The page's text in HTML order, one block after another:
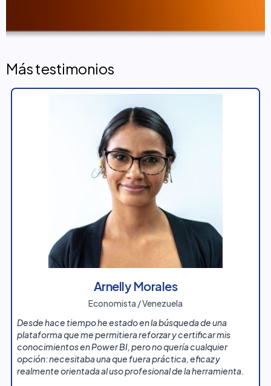
Más testimonios
Arnelly Morales
Economista / Venezuela
Desde hace tiempo he estado en la búsqueda de una
plataforma que me permitiera reforzar y certificar mis
conocimientos en Power BI, pero no quería cualquier
opción: necesitaba una que fuera práctica, eficaz y
realmente orientada al uso profesional de la herramienta.